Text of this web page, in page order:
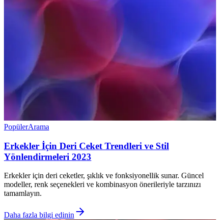
PopülerArama
Erkekler İçin Deri Ceket Trendleri ve Stil
Yönlendirmeleri 2023
Erkekler için deri ceketler, şıklık ve fonksiyonellik sunar. Güncel
modeller, renk seçenekleri ve kombinasyon önerileriyle tarzınızı
tamamlayın.
Daha fazla bilgi edinin